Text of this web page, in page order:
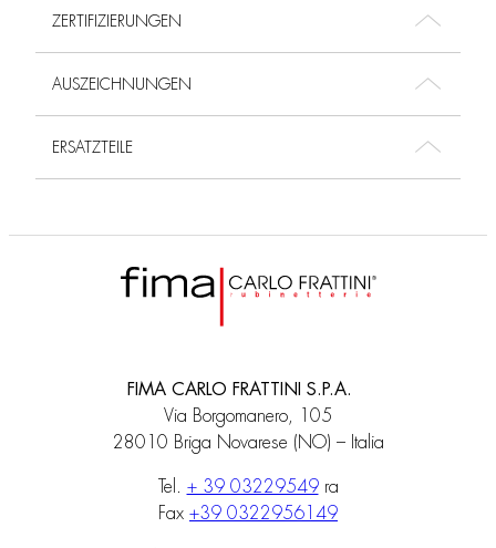
ZERTIFIZIERUNGEN
AUSZEICHNUNGEN
ERSATZTEILE
FIMA CARLO FRATTINI S.P.A.
Via Borgomanero, 105
28010 Briga Novarese (NO) – Italia
Tel. + 39 03229549ra
Fax +39 0322956149